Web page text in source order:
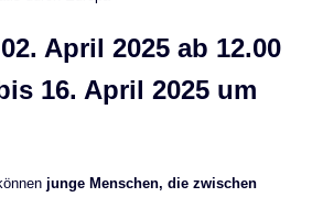
April 2025 ab 12.00
16. April 2025 um
junge Menschen, die zwischen